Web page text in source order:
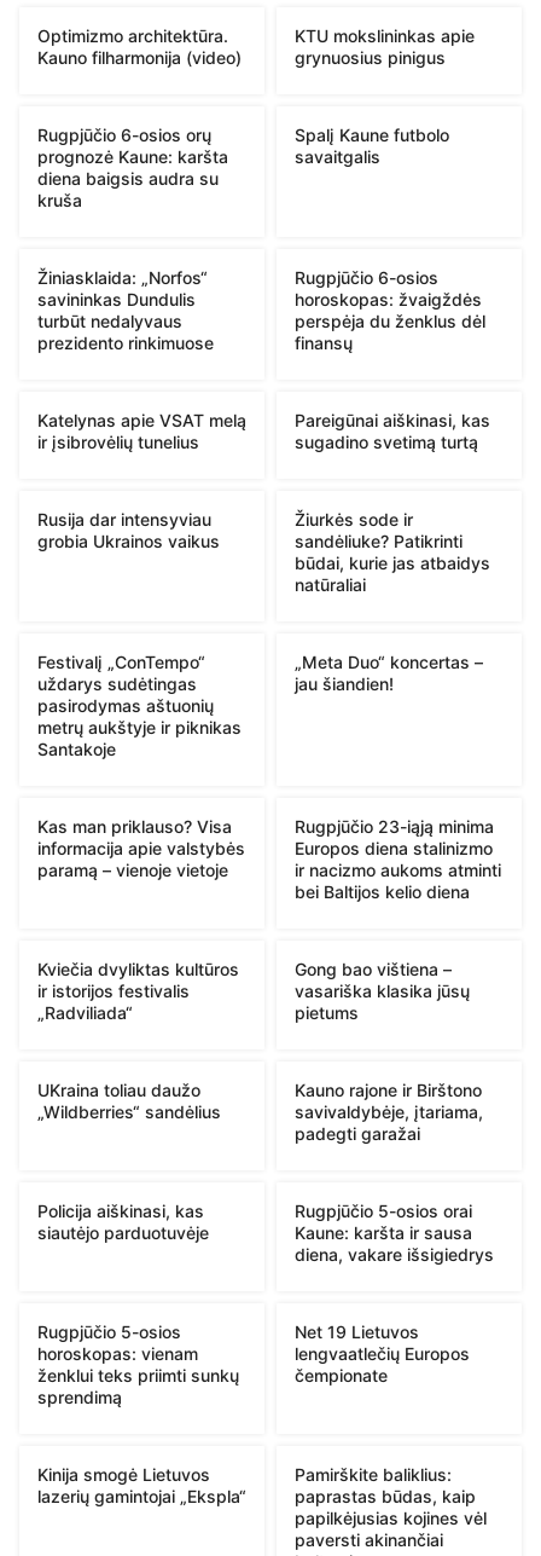
Optimizmo architektūra.
Kauno filharmonija (video)
KTU mokslininkas apie
grynuosius pinigus
Rugpjūčio 6-osios orų
prognozė Kaune: karšta
diena baigsis audra su
kruša
Spalį Kaune futbolo
savaitgalis
Žiniasklaida: „Norfos“
savininkas Dundulis
turbūt nedalyvaus
prezidento rinkimuose
Rugpjūčio 6-osios
horoskopas: žvaigždės
perspėja du ženklus dėl
finansų
Katelynas apie VSAT melą
ir įsibrovėlių tunelius
Pareigūnai aiškinasi, kas
sugadino svetimą turtą
Rusija dar intensyviau
grobia Ukrainos vaikus
Žiurkės sode ir
sandėliuke? Patikrinti
būdai, kurie jas atbaidys
natūraliai
Festivalį „ConTempo“
uždarys sudėtingas
pasirodymas aštuonių
metrų aukštyje ir piknikas
Santakoje
„Meta Duo“ koncertas –
jau šiandien!
Kas man priklauso? Visa
informacija apie valstybės
paramą – vienoje vietoje
Rugpjūčio 23-iąją minima
Europos diena stalinizmo
ir nacizmo aukoms atminti
bei Baltijos kelio diena
Kviečia dvyliktas kultūros
ir istorijos festivalis
„Radviliada“
Gong bao vištiena –
vasariška klasika jūsų
pietums
UKraina toliau daužo
„Wildberries“ sandėlius
Kauno rajone ir Birštono
savivaldybėje, įtariama,
padegti garažai
Policija aiškinasi, kas
siautėjo parduotuvėje
Rugpjūčio 5-osios orai
Kaune: karšta ir sausa
diena, vakare išsigiedrys
Rugpjūčio 5-osios
horoskopas: vienam
ženklui teks priimti sunkų
sprendimą
Net 19 Lietuvos
lengvaatlečių Europos
čempionate
Kinija smogė Lietuvos
lazerių gamintojai „Ekspla“
Pamirškite baliklius:
paprastas būdas, kaip
papilkėjusias kojines vėl
paversti akinančiai